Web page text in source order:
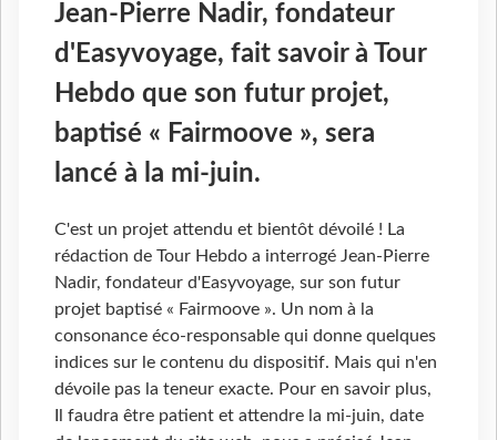
Jean-Pierre Nadir, fondateur
d'Easyvoyage, fait savoir à Tour
Hebdo que son futur projet,
baptisé « Fairmoove », sera
lancé à la mi-juin.
C'est un projet attendu et bientôt dévoilé ! La
rédaction de Tour Hebdo a interrogé Jean-Pierre
Nadir, fondateur d'Easyvoyage, sur son futur
projet baptisé « Fairmoove ». Un nom à la
consonance éco-responsable qui donne quelques
indices sur le contenu du dispositif. Mais qui n'en
dévoile pas la teneur exacte. Pour en savoir plus,
Il faudra être patient et attendre la mi-juin, date